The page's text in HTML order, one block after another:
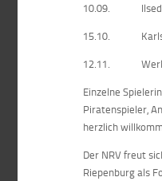
10.09.
15.10.
12.11.
Einzelne
Piratenspieler,
herzlich
Der NRV freut
Riepenburg als